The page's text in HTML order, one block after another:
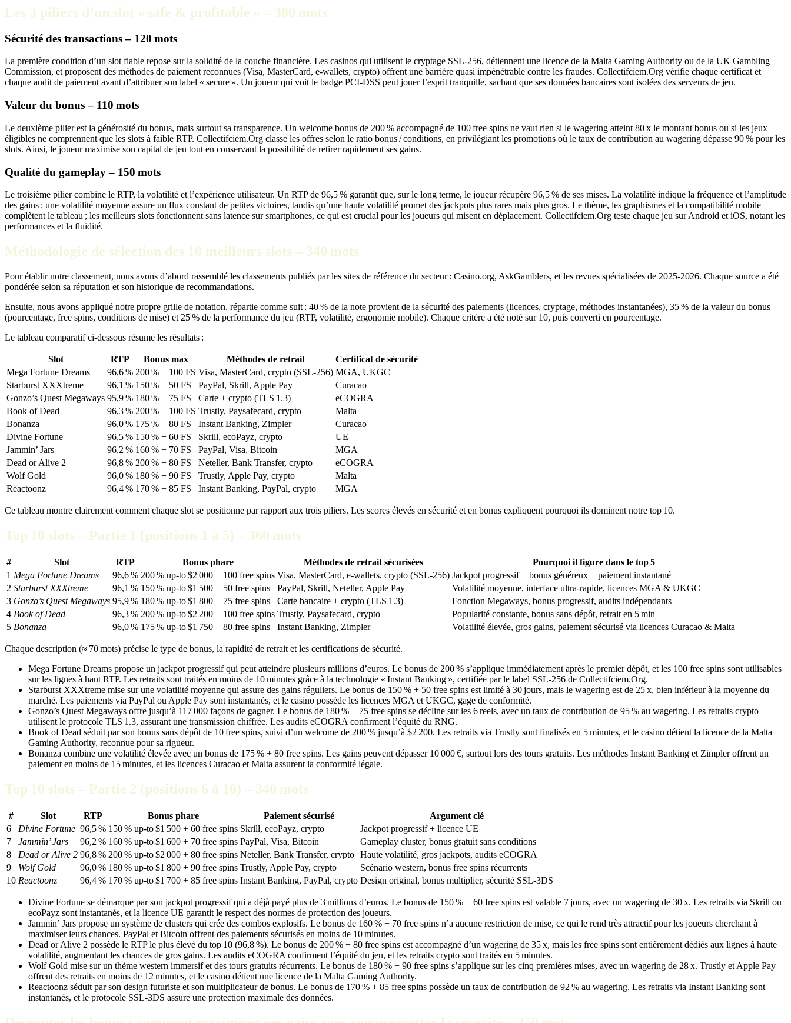
Les 3 piliers d’un slot « safe & profitable » – 380 mots
Sécurité des transactions – 120 mots
La première condition d’un slot fiable repose sur la solidité de la couche financière. Les casinos qui utilisent le cryptage SSL‑256, détiennent une licence de la Malta Gaming Authority ou de la UK Gambling
Commission, et proposent des méthodes de paiement reconnues (Visa, MasterCard, e‑wallets, crypto) offrent une barrière quasi impénétrable contre les fraudes. Collectifciem.Org vérifie chaque certificat et
chaque audit de paiement avant d’attribuer son label « secure ». Un joueur qui voit le badge PCI‑DSS peut jouer l’esprit tranquille, sachant que ses données bancaires sont isolées des serveurs de jeu.
Valeur du bonus – 110 mots
Le deuxième pilier est la générosité du bonus, mais surtout sa transparence. Un welcome bonus de 200 % accompagné de 100 free spins ne vaut rien si le wagering atteint 80 x le montant bonus ou si les jeux
éligibles ne comprennent que les slots à faible RTP. Collectifciem.Org classe les offres selon le ratio bonus / conditions, en privilégiant les promotions où le taux de contribution au wagering dépasse 90 % pour les
slots. Ainsi, le joueur maximise son capital de jeu tout en conservant la possibilité de retirer rapidement ses gains.
Qualité du gameplay – 150 mots
Le troisième pilier combine le RTP, la volatilité et l’expérience utilisateur. Un RTP de 96,5 % garantit que, sur le long terme, le joueur récupère 96,5 % de ses mises. La volatilité indique la fréquence et l’amplitude
des gains : une volatilité moyenne assure un flux constant de petites victoires, tandis qu’une haute volatilité promet des jackpots plus rares mais plus gros. Le thème, les graphismes et la compatibilité mobile
complètent le tableau ; les meilleurs slots fonctionnent sans latence sur smartphones, ce qui est crucial pour les joueurs qui misent en déplacement. Collectifciem.Org teste chaque jeu sur Android et iOS, notant les
performances et la fluidité.
Méthodologie de sélection des 10 meilleurs slots – 340 mots
Pour établir notre classement, nous avons d’abord rassemblé les classements publiés par les sites de référence du secteur : Casino.org, AskGamblers, et les revues spécialisées de 2025‑2026. Chaque source a été
pondérée selon sa réputation et son historique de recommandations.
Ensuite, nous avons appliqué notre propre grille de notation, répartie comme suit : 40 % de la note provient de la sécurité des paiements (licences, cryptage, méthodes instantanées), 35 % de la valeur du bonus
(pourcentage, free spins, conditions de mise) et 25 % de la performance du jeu (RTP, volatilité, ergonomie mobile). Chaque critère a été noté sur 10, puis converti en pourcentage.
Le tableau comparatif ci‑dessous résume les résultats :
Slot RTP Bonus max Méthodes de retrait
Certificat de sécurité
Mega Fortune Dreams
96,6 % 200 % + 100 FS Visa, MasterCard, crypto (SSL‑256) MGA, UKGC
Starburst XXXtreme
96,1 % 150 % + 50 FS PayPal, Skrill, Apple Pay
Curacao
Gonzo’s Quest Megaways 95,9 % 180 % + 75 FS Carte + crypto (TLS 1.3)
eCOGRA
Book of Dead
96,3 % 200 % + 100 FS Trustly, Paysafecard, crypto
Malta
Bonanza
96,0 % 175 % + 80 FS Instant Banking, Zimpler
Curacao
Divine Fortune
96,5 % 150 % + 60 FS Skrill, ecoPayz, crypto
UE
Jammin’ Jars
96,2 % 160 % + 70 FS PayPal, Visa, Bitcoin
MGA
Dead or Alive 2
96,8 % 200 % + 80 FS Neteller, Bank Transfer, crypto
eCOGRA
Wolf Gold
96,0 % 180 % + 90 FS Trustly, Apple Pay, crypto
Malta
Reactoonz
96,4 % 170 % + 85 FS Instant Banking, PayPal, crypto MGA
Ce tableau montre clairement comment chaque slot se positionne par rapport aux trois piliers. Les scores élevés en sécurité et en bonus expliquent pourquoi ils dominent notre top 10.
Top 10 slots – Partie 1 (positions 1 à 5) – 360 mots
# Slot RTP Bonus phare Méthodes de retrait sécurisées
Pourquoi il figure dans le top 5
1 Mega Fortune Dreams 96,6 % 200 % up‑to $2 000 + 100 free spins Visa, MasterCard, e‑wallets, crypto (SSL‑256) Jackpot progressif + bonus généreux + paiement instantané
2 Starburst XXXtreme 96,1 % 150 % up‑to $1 500 + 50 free spins PayPal, Skrill, Neteller, Apple Pay
Volatilité moyenne, interface ultra‑rapide, licences MGA & UKGC
3 Gonzo’s Quest Megaways 95,9 % 180 % up‑to $1 800 + 75 free spins Carte bancaire + crypto (TLS 1.3)
Fonction Megaways, bonus progressif, audits indépendants
4 Book of Dead 96,3 % 200 % up‑to $2 200 + 100 free spins Trustly, Paysafecard, crypto
Popularité constante, bonus sans dépôt, retrait en 5 min
5 Bonanza 96,0 % 175 % up‑to $1 750 + 80 free spins Instant Banking, Zimpler Volatilité élevée, gros gains, paiement sécurisé via licences Curacao & Malta
Chaque description (≈ 70 mots) précise le type de bonus, la rapidité de retrait et les certifications de sécurité.
Mega Fortune Dreams propose un jackpot progressif qui peut atteindre plusieurs millions d’euros. Le bonus de 200 % s’applique immédiatement après le premier dépôt, et les 100 free spins sont utilisables
sur les lignes à haut RTP. Les retraits sont traités en moins de 10 minutes grâce à la technologie « Instant Banking », certifiée par le label SSL‑256 de Collectifciem.Org.
Starburst XXXtreme mise sur une volatilité moyenne qui assure des gains réguliers. Le bonus de 150 % + 50 free spins est limité à 30 jours, mais le wagering est de 25 x, bien inférieur à la moyenne du
marché. Les paiements via PayPal ou Apple Pay sont instantanés, et le casino possède les licences MGA et UKGC, gage de conformité.
Gonzo’s Quest Megaways offre jusqu’à 117 000 façons de gagner. Le bonus de 180 % + 75 free spins se décline sur les 6 reels, avec un taux de contribution de 95 % au wagering. Les retraits crypto
utilisent le protocole TLS 1.3, assurant une transmission chiffrée. Les audits eCOGRA confirment l’équité du RNG.
Book of Dead séduit par son bonus sans dépôt de 10 free spins, suivi d’un welcome de 200 % jusqu’à $2 200. Les retraits via Trustly sont finalisés en 5 minutes, et le casino détient la licence de la Malta
Gaming Authority, reconnue pour sa rigueur.
Bonanza combine une volatilité élevée avec un bonus de 175 % + 80 free spins. Les gains peuvent dépasser 10 000 €, surtout lors des tours gratuits. Les méthodes Instant Banking et Zimpler offrent un
paiement en moins de 15 minutes, et les licences Curacao et Malta assurent la conformité légale.
Top 10 slots – Partie 2 (positions 6 à 10) – 340 mots
# Slot RTP Bonus phare Paiement sécurisé
Argument clé
6
Divine Fortune 96,5 % 150 % up‑to $1 500 + 60 free spins Skrill, ecoPayz, crypto
Jackpot progressif + licence UE
7
Jammin’ Jars 96,2 % 160 % up‑to $1 600 + 70 free spins PayPal, Visa, Bitcoin
Gameplay cluster, bonus gratuit sans conditions
8
Dead or Alive 2 96,8 % 200 % up‑to $2 000 + 80 free spins Neteller, Bank Transfer, crypto Haute volatilité, gros jackpots, audits eCOGRA
9
Wolf Gold 96,0 % 180 % up‑to $1 800 + 90 free spins Trustly, Apple Pay, crypto
Scénario western, bonus free spins récurrents
10 Reactoonz 96,4 % 170 % up‑to $1 700 + 85 free spins Instant Banking, PayPal, crypto Design original, bonus multiplier, sécurité SSL‑3DS
Divine Fortune se démarque par son jackpot progressif qui a déjà payé plus de 3 millions d’euros. Le bonus de 150 % + 60 free spins est valable 7 jours, avec un wagering de 30 x. Les retraits via Skrill ou
ecoPayz sont instantanés, et la licence UE garantit le respect des normes de protection des joueurs.
Jammin’ Jars propose un système de clusters qui crée des combos explosifs. Le bonus de 160 % + 70 free spins n’a aucune restriction de mise, ce qui le rend très attractif pour les joueurs cherchant à
maximiser leurs chances. PayPal et Bitcoin offrent des paiements sécurisés en moins de 10 minutes.
Dead or Alive 2 possède le RTP le plus élevé du top 10 (96,8 %). Le bonus de 200 % + 80 free spins est accompagné d’un wagering de 35 x, mais les free spins sont entièrement dédiés aux lignes à haute
volatilité, augmentant les chances de gros gains. Les audits eCOGRA confirment l’équité du jeu, et les retraits crypto sont traités en 5 minutes.
Wolf Gold mise sur un thème western immersif et des tours gratuits récurrents. Le bonus de 180 % + 90 free spins s’applique sur les cinq premières mises, avec un wagering de 28 x. Trustly et Apple Pay
offrent des retraits en moins de 12 minutes, et le casino détient une licence de la Malta Gaming Authority.
Reactoonz séduit par son design futuriste et son multiplicateur de bonus. Le bonus de 170 % + 85 free spins possède un taux de contribution de 92 % au wagering. Les retraits via Instant Banking sont
instantanés, et le protocole SSL‑3DS assure une protection maximale des données.